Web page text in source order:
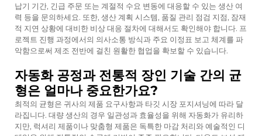
납기 기간, 긴급 주문 또는 계절적 수요 변동에 대응할 수 있는 생산 여
력 등을 문의하세요. 또한, 생산 계획 시스템, 품질 관리 점검 지점, 잠재
적 지연 상황에 대비한 비상 대응 절차에 대해서도 확인해야 합니다. 프
로젝트 진행 과정에서의 의사소통 방식과 주요 이정표 보고 체계를 파
악함으로써 제조 전반에 걸친 원활한 협업을 확보할 수 있습니다.
자동화 공정과 전통적 장인 기술 간의 균
형은 얼마나 중요한가요?
최적의 균형은 귀사의 제품 요구사항과 타깃 시장 포지셔닝에 따라 달
라집니다. 대량 생산의 경우 일관성과 효율성을 위해 자동화가 유리하
지만, 럭셔리 제품이나 맞춤형 제품은 독특한 마감 처리와 예술적인 디